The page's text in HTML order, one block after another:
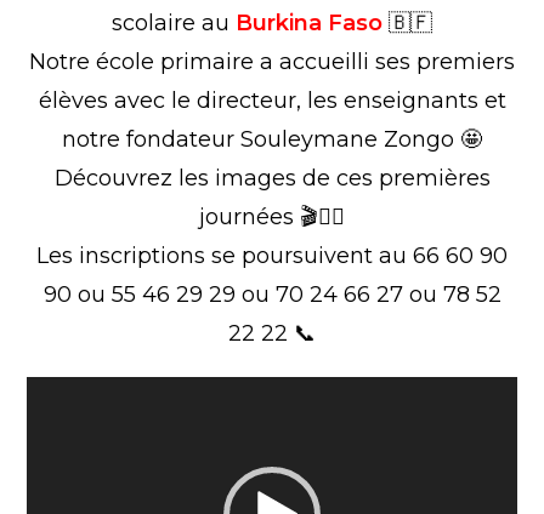
scolaire au Burkina Faso 🇧🇫
Notre école primaire a accueilli ses premiers
élèves avec le directeur, les enseignants et
notre fondateur Souleymane Zongo 🤩
Découvrez les images de ces premières
journées 🎬👇🏾
Les inscriptions se poursuivent au 66 60 90
90 ou 55 46 29 29 ou 70 24 66 27 ou 78 52
22 22 📞